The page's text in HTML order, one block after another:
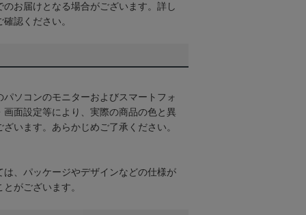
お届けとなる場合がございます。詳し
確認ください。
ソコンのモニターおよびスマートフォ
画面設定等により、実際の商品の色と異
います。あらかじめご了承ください。
は、パッケージやデザインなどの仕様が
がございます。